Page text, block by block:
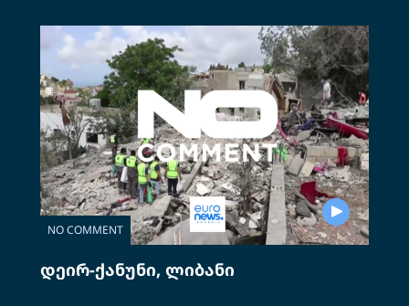
NO COMMENT
დეირ-ქანუნი, ლიბანი